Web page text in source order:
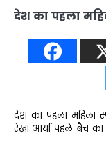
देश का पहला
देश का पहला महिला
रेखा आर्या पहले बैच का